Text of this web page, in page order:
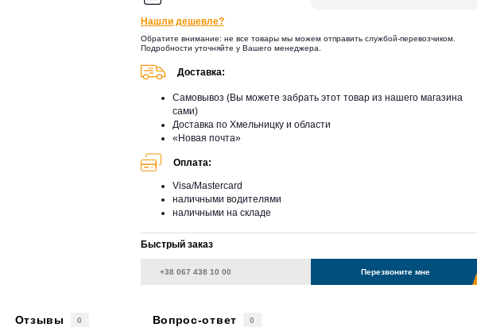
Нашли дешевле?
Обратите внимание: не все товары мы можем отправить службой-перевозчиком.
Подробности уточняйте у Вашего менеджера.
Доставка:
Самовывоз (Вы можете забрать этот товар из нашего магазина
сами)
Доставка по Хмельницку и области
«Новая почта»
Оплата:
Visa/Mastercard
наличными водителями
наличными на складе
Быстрый заказ
Перезвоните мне
Отзывы 0 Вопрос-ответ 0